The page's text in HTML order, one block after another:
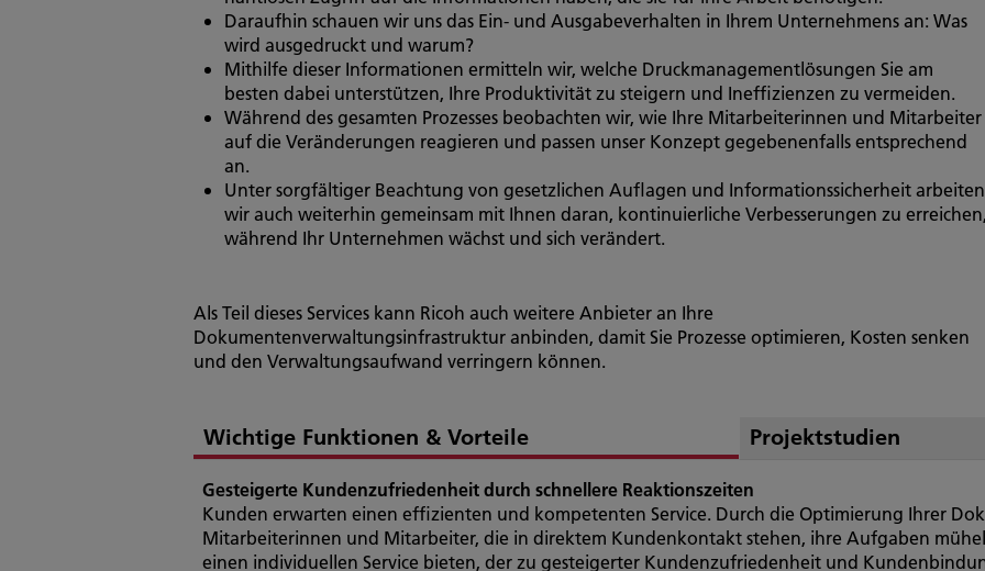
Daraufhin schauen wir uns das Ein- und Ausgabeverhalten in Ihrem Unternehmens an: Was
wird ausgedruckt und warum?
Mithilfe dieser Informationen ermitteln wir, welche Druckmanagementlösungen Sie am
besten dabei unterstützen, Ihre Produktivität zu steigern und Ineffizienzen zu vermeiden.
Während des gesamten Prozesses beobachten wir, wie Ihre Mitarbeiterinnen und Mitarbeiter
auf die Veränderungen reagieren und passen unser Konzept gegebenenfalls entsprechend
an.
Unter sorgfältiger Beachtung von gesetzlichen Auflagen und Informationssicherheit arbeiten
wir auch weiterhin gemeinsam mit Ihnen daran, kontinuierliche Verbesserungen zu erreichen,
während Ihr Unternehmen wächst und sich verändert.
Als Teil dieses Services kann Ricoh auch weitere Anbieter an Ihre
Dokumentenverwaltungsinfrastruktur anbinden, damit Sie Prozesse optimieren, Kosten senken
und den Verwaltungsaufwand verringern können.
Wichtige Funktionen & Vorteile Projektstudien
Gesteigerte Kundenzufriedenheit durch schnellere Reaktionszeiten
Kunden erwarten einen effizienten und kompetenten Service. Durch die Optimierung Ihrer
Mitarbeiterinnen und Mitarbeiter, die in direktem Kundenkontakt stehen, ihre Aufgaben
einen individuellen Service bieten, der zu gesteigerter Kundenzufriedenheit und